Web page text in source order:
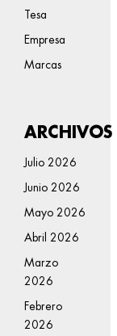
Tesa
Empresa
Marcas
ARCHIVOS
Julio 2026
Junio 2026
Mayo 2026
Abril 2026
Marzo
2026
Febrero
2026